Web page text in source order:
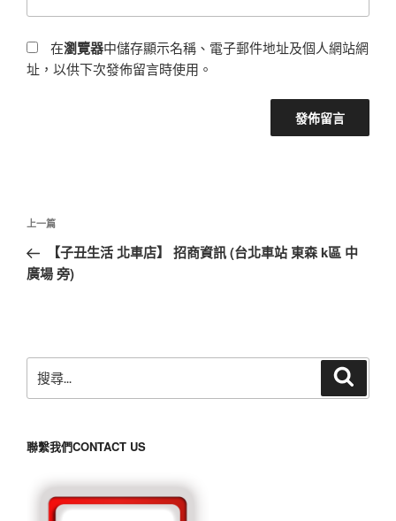
在瀏覽器中儲存顯示名稱、電子郵件地址及個人網站網
址，以供下次發佈留言時使用。
文
導
覽
上
一
篇
上一篇
【子丑生活 北車店】 招商資訊 (台北車站 東森 k區 中
廣場 旁)
尋
字:
聯繫我們CONTACT US